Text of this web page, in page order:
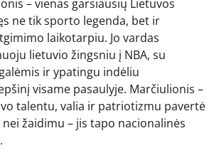
– vienas garsiausių Lietuvos
ne tik sporto legenda, bet ir
laikotarpiu. Jo vardas
lietuvio žingsniu į NBA, su
ir ypatingu indėliu
visame pasaulyje. Marčiulionis –
talentu, valia ir patriotizmu pavertė
žaidimu – jis tapo nacionalinės